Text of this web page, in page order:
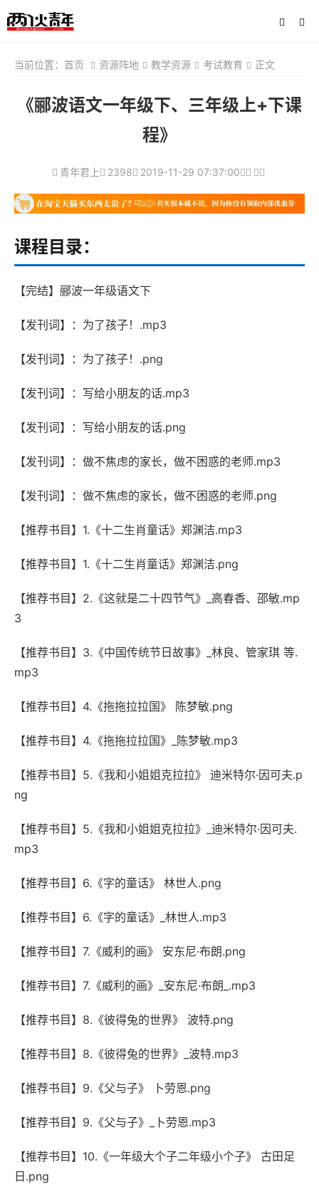
当前位置： 首页 资源阵地 教学资源 考试教育 正文
《郦波语文一年级下、三年级上+下课
程》
青年君上 2398 2019-11-29 07:37:00
课程目录：
【完结】郦波一年级语文下
【发刊词】：为了孩子！.mp3
【发刊词】：为了孩子！.png
【发刊词】：写给小朋友的话.mp3
【发刊词】：写给小朋友的话.png
【发刊词】：做不焦虑的家长，做不困惑的老师.mp3
【发刊词】：做不焦虑的家长，做不困惑的老师.png
【推荐书目】1.《十二生肖童话》郑渊洁.mp3
【推荐书目】1.《十二生肖童话》郑渊洁.png
【推荐书目】2.《这就是二十四节气》_高春香、邵敏.mp
3
【推荐书目】3.《中国传统节日故事》_林良、管家琪 等.
mp3
【推荐书目】4.《拖拖拉拉国》 陈梦敏.png
【推荐书目】4.《拖拖拉拉国》_陈梦敏.mp3
【推荐书目】5.《我和小姐姐克拉拉》 迪米特尔·因可夫.p
ng
【推荐书目】5.《我和小姐姐克拉拉》_迪米特尔·因可夫.
mp3
【推荐书目】6.《字的童话》 林世人.png
【推荐书目】6.《字的童话》_林世人.mp3
【推荐书目】7.《威利的画》 安东尼·布朗.png
【推荐书目】7.《威利的画》_安东尼·布朗_.mp3
【推荐书目】8.《彼得兔的世界》 波特.png
【推荐书目】8.《彼得兔的世界》_波特.mp3
【推荐书目】9.《父与子》 卜劳恩.png
【推荐书目】9.《父与子》_卜劳恩.mp3
【推荐书目】10.《一年级大个子二年级小个子》 古田足
日.png